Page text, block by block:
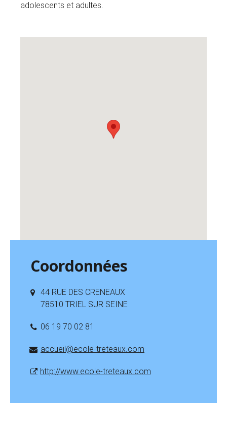
adolescents et adultes.
Coordonnées
44 RUE DES CRENEAUX
78510 TRIEL SUR SEINE
06 19 70 02 81
accueil@ecole-treteaux.com
http://www.ecole-treteaux.com